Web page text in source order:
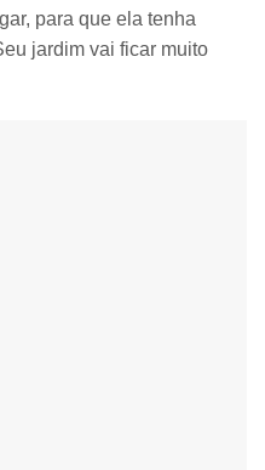
para que ela tenha
jardim vai ficar muito